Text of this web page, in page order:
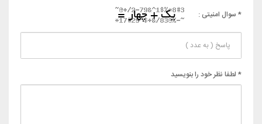
* سوال امنیتی :
* لطفا نظر خود را بنویسید